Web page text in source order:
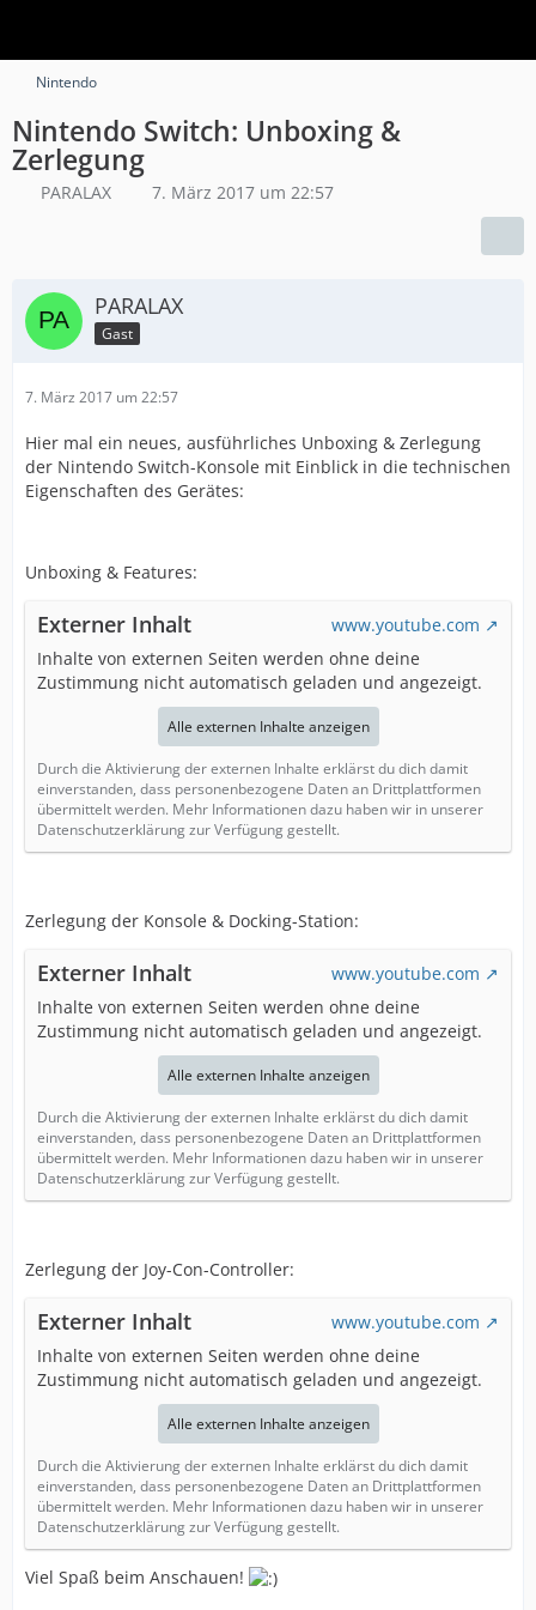
Nintendo
Nintendo Switch: Unboxing &
Zerlegung
PARALAX 7. März 2017 um 22:57
PARALAX
Gast
7. März 2017 um 22:57
Hier mal ein neues, ausführliches Unboxing & Zerlegung
der Nintendo Switch-Konsole mit Einblick in die technischen
Eigenschaften des Gerätes:
Unboxing & Features:
Externer Inhalt
www.youtube.com
Inhalte von externen Seiten werden ohne deine
Zustimmung nicht automatisch geladen und angezeigt.
Alle externen Inhalte anzeigen
Durch die Aktivierung der externen Inhalte erklärst du dich damit
einverstanden, dass personenbezogene Daten an Drittplattformen
übermittelt werden. Mehr Informationen dazu haben wir in unserer
Datenschutzerklärung zur Verfügung gestellt.
Zerlegung der Konsole & Docking-Station:
Externer Inhalt
www.youtube.com
Inhalte von externen Seiten werden ohne deine
Zustimmung nicht automatisch geladen und angezeigt.
Alle externen Inhalte anzeigen
Durch die Aktivierung der externen Inhalte erklärst du dich damit
einverstanden, dass personenbezogene Daten an Drittplattformen
übermittelt werden. Mehr Informationen dazu haben wir in unserer
Datenschutzerklärung zur Verfügung gestellt.
Zerlegung der Joy-Con-Controller:
Externer Inhalt
www.youtube.com
Inhalte von externen Seiten werden ohne deine
Zustimmung nicht automatisch geladen und angezeigt.
Alle externen Inhalte anzeigen
Durch die Aktivierung der externen Inhalte erklärst du dich damit
einverstanden, dass personenbezogene Daten an Drittplattformen
übermittelt werden. Mehr Informationen dazu haben wir in unserer
Datenschutzerklärung zur Verfügung gestellt.
Viel Spaß beim Anschauen!